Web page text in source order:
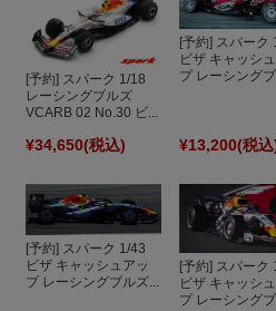
[予約] スパーク 1/18
レーシングブルズ
VCARB 02 No.30 ビ...
¥34,650(税込)
[予約] スパーク
ビザ キャッシ
プ レーシングブ
¥13,200(税込
[予約] スパーク 1/43
ビザ キャッシュアッ
プ レーシングブルズ...
[予約] スパーク
ビザ キャッシ
プ レーシング